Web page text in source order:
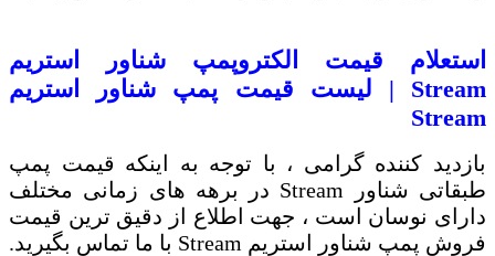
استعلام قیمت الکتروپمپ شناور استریم
Stream | لیست قیمت پمپ شناور استریم
Stream
بازدید کننده گرامی ، با توجه به اینکه قیمت پمپ
طبقاتی شناور
Stream در برهه های زمانی مختلف
دارای نوسان است ، جهت اطلاع از دقیق ترین قیمت
فروش پمپ شناور استریم Stream با ما تماس بگیرید.